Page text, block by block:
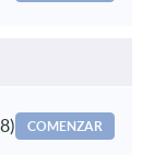
COMENZAR